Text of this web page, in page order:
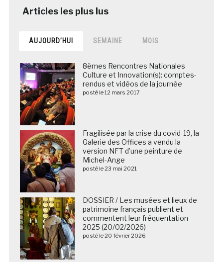
AUJOURD’HUI SEMAINE MOIS
8èmes Rencontres Nationales
Culture et Innovation(s): comptes-
rendus et vidéos de la journée
posté le 12 mars 2017
Fragilisée par la crise du covid-19, la
Galerie des Offices a vendu la
version NFT d’une peinture de
Michel-Ange
posté le 23 mai 2021
DOSSIER / Les musées et lieux de
patrimoine français publient et
commentent leur fréquentation
2025 (20/02/2026)
posté le 20 février 2026